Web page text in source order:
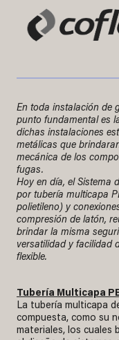
En toda instalación de
punto fundamental es
dichas instalaciones
metálicas que
mecánica de los
fugas.
Hoy en día, el Sistema
por tubería multicapa
polietileno) y
compresión de latón,
brindar la misma
versatilidad y facilidad
flexible.
Tubería Multicapa
La tubería multicapa
compuesta, como su
materiales, los cuales